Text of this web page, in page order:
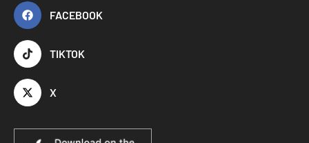
FACEBOOK
TIKTOK
X